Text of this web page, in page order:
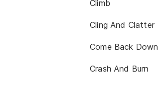
Climb
Cling And Clatter
Come Back Down
Crash And Burn